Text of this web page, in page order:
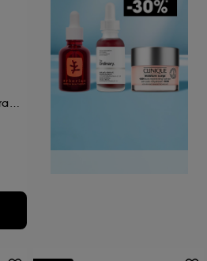
Crème + Masque Régénérant Nuit